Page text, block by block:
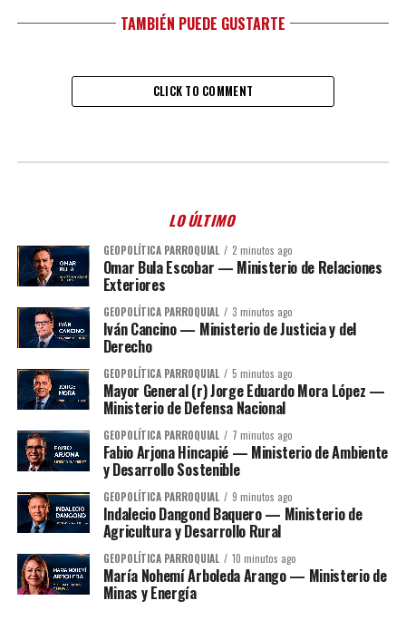
TAMBIÉN PUEDE GUSTARTE
CLICK TO COMMENT
LO ÚLTIMO
GEOPOLÍTICA PARROQUIAL 2 minutos ago
Omar Bula Escobar — Ministerio de Relaciones
Exteriores
GEOPOLÍTICA PARROQUIAL 3 minutos ago
Iván Cancino — Ministerio de Justicia y del
Derecho
GEOPOLÍTICA PARROQUIAL 5 minutos ago
Mayor General (r) Jorge Eduardo Mora López —
Ministerio de Defensa Nacional
GEOPOLÍTICA PARROQUIAL 7 minutos ago
Fabio Arjona Hincapié — Ministerio de Ambiente
y Desarrollo Sostenible
GEOPOLÍTICA PARROQUIAL 9 minutos ago
Indalecio Dangond Baquero — Ministerio de
Agricultura y Desarrollo Rural
GEOPOLÍTICA PARROQUIAL 10 minutos ago
María Nohemí Arboleda Arango — Ministerio de
Minas y Energía